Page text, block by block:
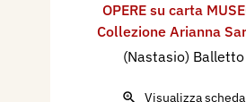
OPERE su carta
Collezione Arianna
(Nastasio) Balletto
Visualizza scheda